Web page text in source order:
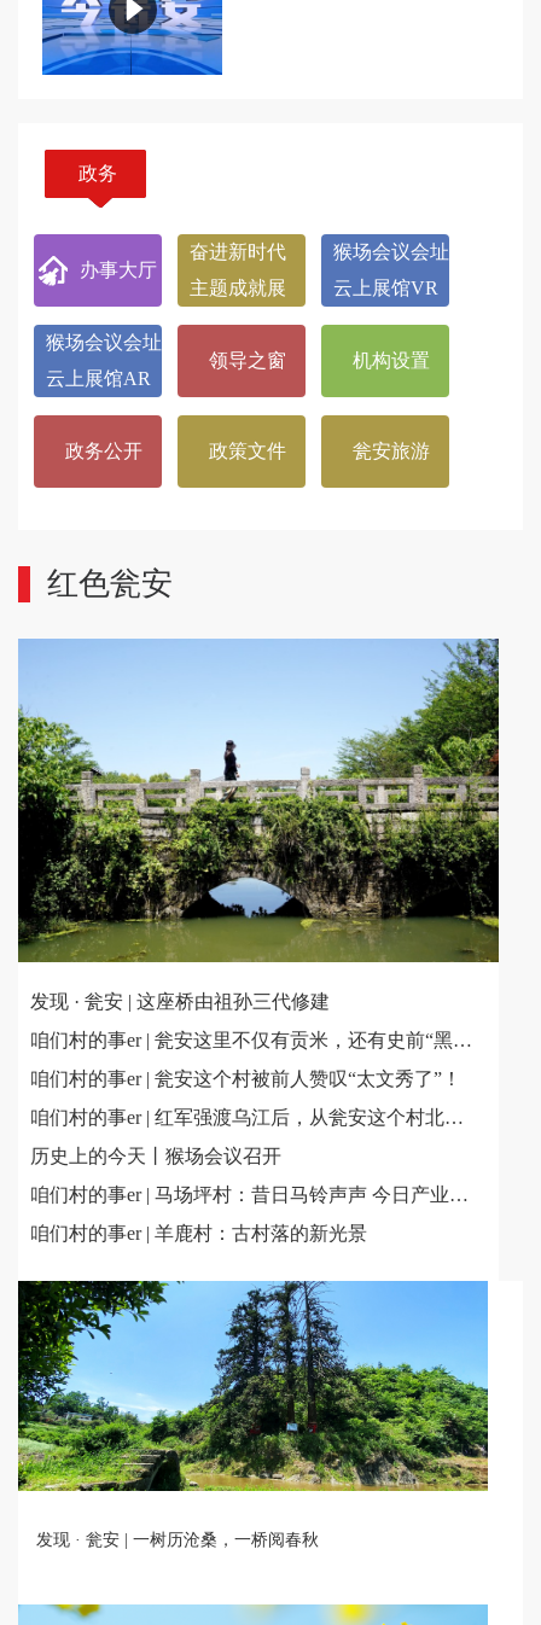
政务
办事大厅
奋进新时代
主题成就展
猴场会议会址
云上展馆VR
猴场会议会址
云上展馆AR
领导之窗 机构设置
政务公开 政策文件 瓮安旅游
红色瓮安
发现 · 瓮安 | 这座桥由祖孙三代修建
咱们村的事er | 瓮安这里不仅有贡米，还有史前“黑洞遗址”！
咱们村的事er | 瓮安这个村被前人赞叹“太文秀了”！
咱们村的事er | 红军强渡乌江后，从瓮安这个村北上……
历史上的今天丨猴场会议召开
咱们村的事er | 马场坪村：昔日马铃声声 今日产业隆隆
咱们村的事er | 羊鹿村：古村落的新光景
发现 · 瓮安 | 一树历沧桑，一桥阅春秋